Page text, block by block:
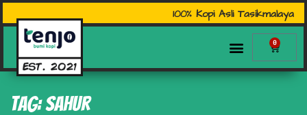
100% Kopi Asli Tasikmalaya
0
Tag: sahur